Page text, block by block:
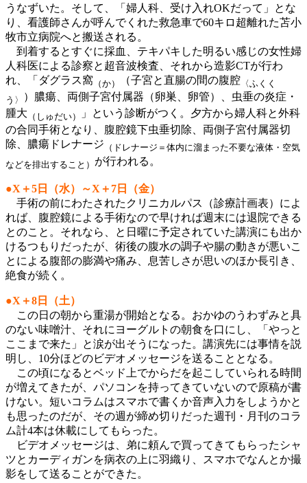
うなずいた。そして、「婦人科、受け入れOKだって」とな
り、看護師さんが呼んでくれた救急車で60キロ超離れた苫小
牧市立病院へと搬送される。
到着するとすぐに採血、テキパキした明るい感じの女性婦
人科医による診察と超音波検査、それから造影CTが行わ
れ、「ダグラス窩 （か） （子宮と直腸の間の腹腔 〈ふくく
う〉
）膿瘍、両側子宮付属器（卵巣、卵管）、虫垂の炎症・
腫大 （しゅだい）
」という診断がつく。夕方から婦人科と外科
の合同手術となり、腹腔鏡下虫垂切除、両側子宮付属器切
除、膿瘍ドレナージ （ドレナージ＝体内に溜まった不要な液体・空気
などを排出すること） が行われる。
●X＋5日（水）～X＋7日（金）
手術の前にわたされたクリニカルパス（診療計画表）によ
れば、腹腔鏡による手術なので早ければ週末には退院できる
とのこと。それなら、と日曜に予定されていた講演にも出か
けるつもりだったが、術後の腹水の調子や腸の動きが悪いこ
とによる腹部の膨満や痛み、息苦しさが思いのほか長引き、
絶食が続く。
●X＋8日（土）
この日の朝から重湯が開始となる。おかゆのうわずみと具
のない味噌汁、それにヨーグルトの朝食を口にし、「やっと
ここまで来た」と涙が出そうになった。講演先には事情を説
明し、10分ほどのビデオメッセージを送ることとなる。
この頃になるとベッド上でからだを起こしていられる時間
が増えてきたが、パソコンを持ってきていないので原稿が書
けない。短いコラムはスマホで書くか音声入力をしようかと
も思ったのだが、その週が締め切りだった週刊・月刊のコラ
ム計4本は休載にしてもらった。
ビデオメッセージは、弟に頼んで買ってきてもらったシャ
ツとカーディガンを病衣の上に羽織り、スマホでなんとか撮
影をして送ることができた。